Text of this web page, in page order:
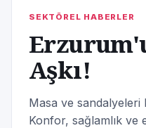
SEKTÖREL HABERLER
Aşkı!
Masa ve sandalyeleri
Konfor, sağlamlık ve